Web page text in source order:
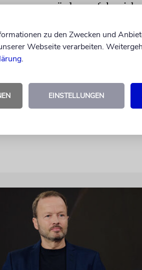
würden,
neue Möglichkeiten
könnten beispielsweise
der Studie, die
durchgeführt
zu den Zwecken und
Webseite verarbeiten.
.
EINSTELLUNGEN